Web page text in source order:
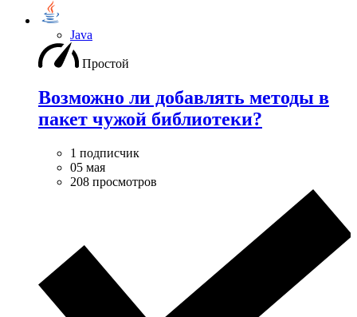
Java
Простой
Возможно ли добавлять методы в
пакет чужой библиотеки?
1 подписчик
05 мая
208 просмотров